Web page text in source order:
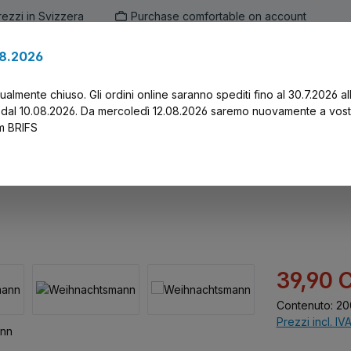
in Svizzera Purchase comfortable on account
Prezzo di
39,90
Contenuto:
Prezzi incl.
chiuso. Gli ordini online saranno spediti fino al 30.7.2026
10.08.2026. Da mercoledì 12.08.2026 saremo nuovamente a
BRIFS